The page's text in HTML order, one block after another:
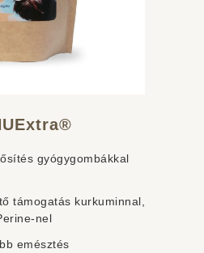
gyógygombákkal
támogatás kurkuminnal,
nel
emésztés